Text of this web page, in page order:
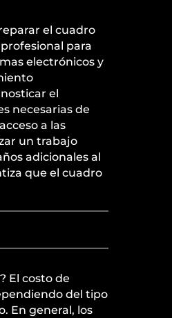
el cuadro
para
electrónicos y
el
necesarias de
a las
un trabajo
adicionales al
que el cuadro
El costo de
del tipo
En general, los